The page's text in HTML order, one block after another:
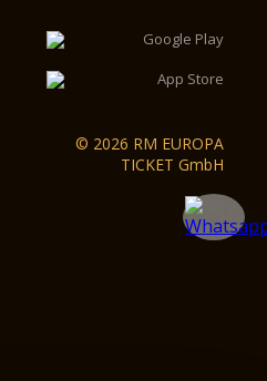
© 2026 RM EUROPA
TICKET GmbH